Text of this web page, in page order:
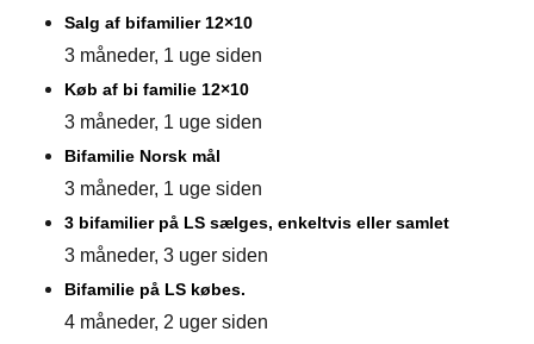
Salg af bifamilier 12×10
3 måneder, 1 uge siden
Køb af bi familie 12×10
3 måneder, 1 uge siden
Bifamilie Norsk mål
3 måneder, 1 uge siden
3 bifamilier på LS sælges, enkeltvis eller samlet
3 måneder, 3 uger siden
Bifamilie på LS købes.
4 måneder, 2 uger siden